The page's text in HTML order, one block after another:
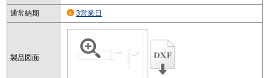
通常納期 3営業日
製品図面